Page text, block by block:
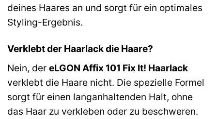
deines Haares an und sorgt für ein optimales
Styling-Ergebnis.
Verklebt der Haarlack die Haare?
Nein, der eLGON Affix 101 Fix It! Haarlack
verklebt die Haare nicht. Die spezielle Formel
sorgt für einen langanhaltenden Halt, ohne
das Haar zu verkleben oder zu beschweren.